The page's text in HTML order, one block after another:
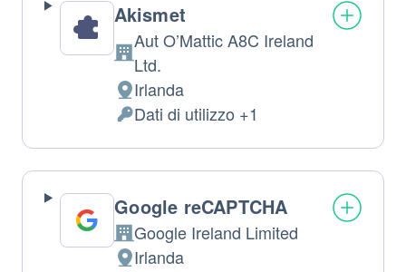
Akismet
Azienda:
Aut O’Mattic A8C Ireland
Ltd.
Luogo
del
trattamento:
Irlanda
Dati
Personali
trattati:
Dati di utilizzo +1
Google reCAPTCHA
Azienda:
Google Ireland Limited
Irlanda